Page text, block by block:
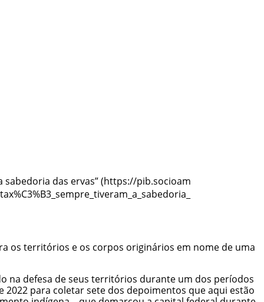
sabedoria das ervas”
os territórios e os corpos originários em nome de uma
na defesa de seus territórios durante um dos períodos
2022 para coletar sete dos depoimentos que aqui estão